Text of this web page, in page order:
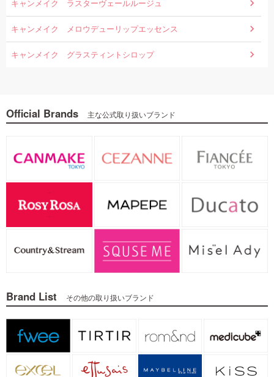
キャンメイク ラスターヴェールルージュ
キャンメイク メロウデューリップエッセンス
キャンメイク グラスティントシロップ
Official Brands 主な公式取り扱いブランド
Brand List その他の取り扱いブランド